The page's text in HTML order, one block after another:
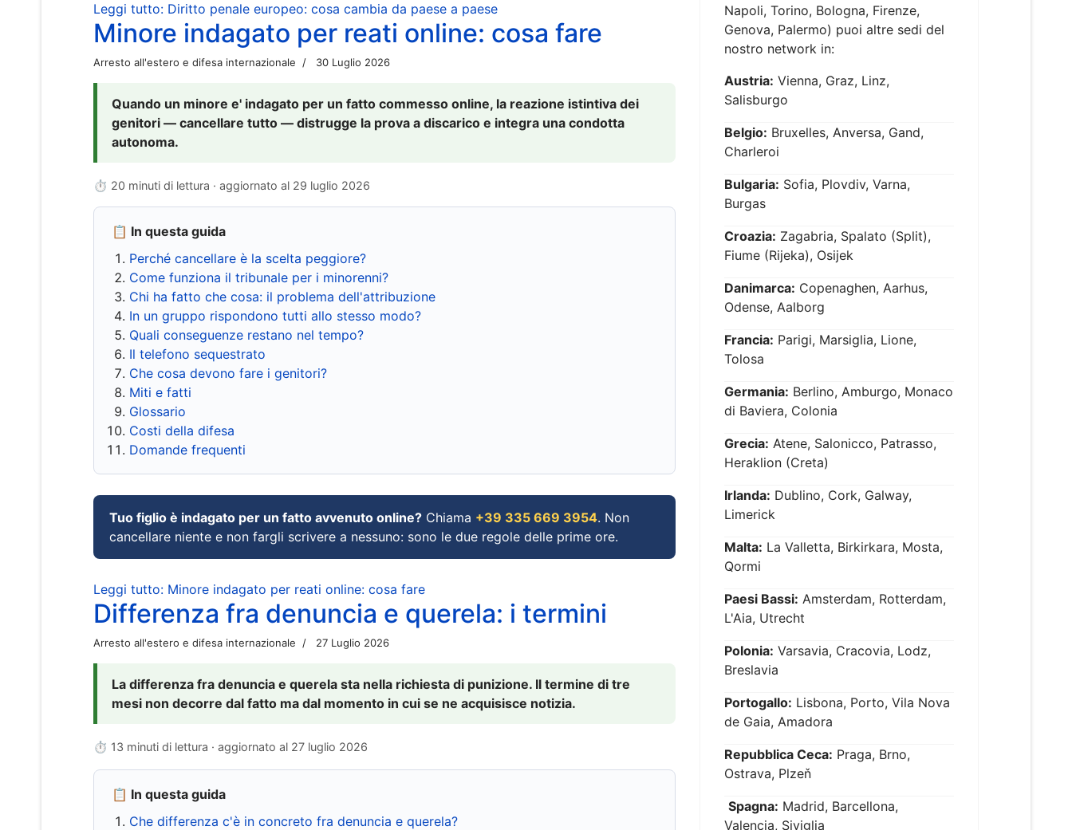
Leggi tutto: Diritto penale europeo: cosa cambia da paese a paese
Minore indagato per reati online: cosa fare
Arresto all'estero e difesa internazionale 30 Luglio 2026
Quando un minore e' indagato per un fatto commesso online, la reazione istintiva dei
genitori — cancellare tutto — distrugge la prova a discarico e integra una condotta
autonoma.
⏱ 20 minuti di lettura · aggiornato al 29 luglio 2026
📋 In questa guida
Perché cancellare è la scelta peggiore?
Come funziona il tribunale per i minorenni?
Chi ha fatto che cosa: il problema dell'attribuzione
In un gruppo rispondono tutti allo stesso modo?
Quali conseguenze restano nel tempo?
Il telefono sequestrato
Che cosa devono fare i genitori?
Miti e fatti
Glossario
Costi della difesa
Domande frequenti
Tuo figlio è indagato per un fatto avvenuto online? Chiama +39 335 669 3954. Non
cancellare niente e non fargli scrivere a nessuno: sono le due regole delle prime ore.
Leggi tutto: Minore indagato per reati online: cosa fare
Differenza fra denuncia e querela: i termini
Arresto all'estero e difesa internazionale 27 Luglio 2026
La differenza fra denuncia e querela sta nella richiesta di punizione. Il termine di tre
mesi non decorre dal fatto ma dal momento in cui se ne acquisisce notizia.
⏱ 13 minuti di lettura · aggiornato al 27 luglio 2026
📋 In questa guida
Che differenza c'è in concreto fra denuncia e querela?
Napoli, Torino, Bologna, Firenze,
Genova, Palermo) puoi altre sedi del
nostro network in:
Austria: Vienna, Graz, Linz,
Salisburgo
Belgio: Bruxelles, Anversa, Gand,
Charleroi
Bulgaria: Sofia, Plovdiv, Varna,
Burgas
Croazia: Zagabria, Spalato (Split),
Fiume (Rijeka), Osijek
Danimarca: Copenaghen, Aarhus,
Odense, Aalborg
Francia: Parigi, Marsiglia, Lione,
Tolosa
Germania: Berlino, Amburgo, Monaco
di Baviera, Colonia
Grecia: Atene, Salonicco, Patrasso,
Heraklion (Creta)
Irlanda: Dublino, Cork, Galway,
Limerick
Malta: La Valletta, Birkirkara, Mosta,
Qormi
Paesi Bassi: Amsterdam, Rotterdam,
L'Aia, Utrecht
Polonia: Varsavia, Cracovia, Lodz,
Breslavia
Portogallo: Lisbona, Porto, Vila Nova
de Gaia, Amadora
Repubblica Ceca: Praga, Brno,
Ostrava, Plzeň
Spagna: Madrid, Barcellona,
Valencia, Siviglia